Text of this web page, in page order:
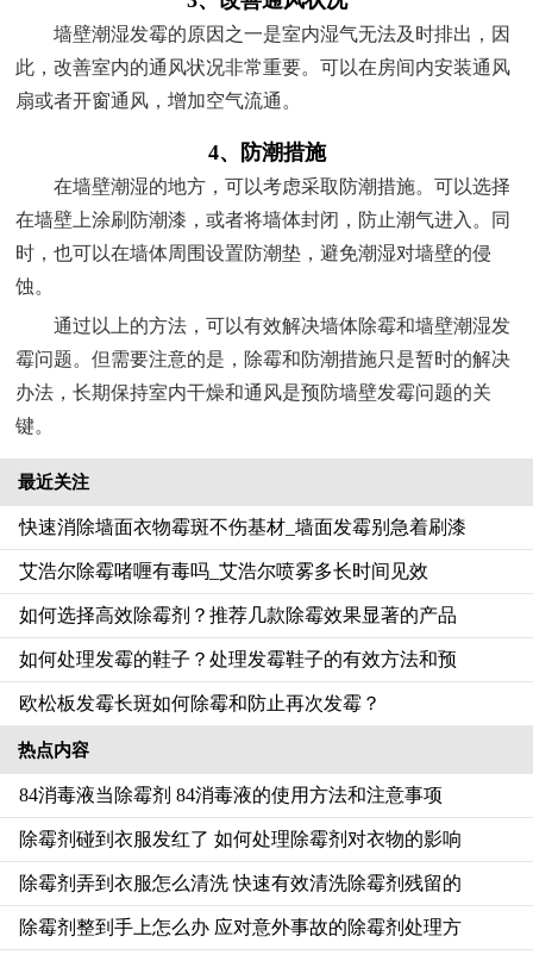
墙壁潮湿发霉的原因之一是室内湿气无法及时排出，因
此，改善室内的通风状况非常重要。可以在房间内安装通风
扇或者开窗通风，增加空气流通。
4、防潮措施
在墙壁潮湿的地方，可以考虑采取防潮措施。可以选择
在墙壁上涂刷防潮漆，或者将墙体封闭，防止潮气进入。同
时，也可以在墙体周围设置防潮垫，避免潮湿对墙壁的侵
蚀。
通过以上的方法，可以有效解决墙体除霉和墙壁潮湿发
霉问题。但需要注意的是，除霉和防潮措施只是暂时的解决
办法，长期保持室内干燥和通风是预防墙壁发霉问题的关
键。
最近关注
快速消除墙面衣物霉斑不伤基材_墙面发霉别急着刷漆
艾浩尔除霉啫喱有毒吗_艾浩尔喷雾多长时间见效
如何选择高效除霉剂？推荐几款除霉效果显著的产品
如何处理发霉的鞋子？处理发霉鞋子的有效方法和预
欧松板发霉长斑如何除霉和防止再次发霉？
热点内容
84消毒液当除霉剂 84消毒液的使用方法和注意事项
除霉剂碰到衣服发红了 如何处理除霉剂对衣物的影响
除霉剂弄到衣服怎么清洗 快速有效清洗除霉剂残留的
除霉剂整到手上怎么办 应对意外事故的除霉剂处理方